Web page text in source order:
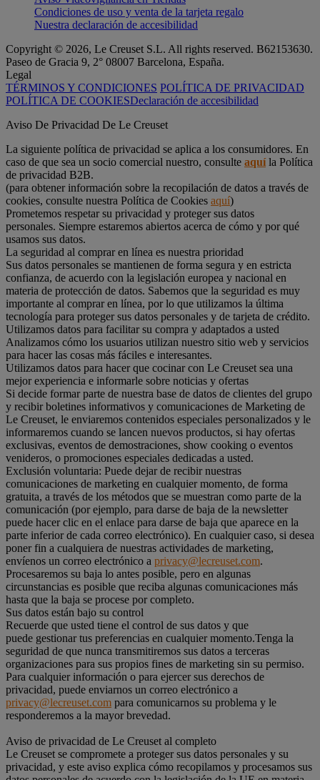
Condiciones de uso y venta de la tarjeta regalo
Nuestra declaración de accesibilidad
Copyright © 2026, Le Creuset S.L. All rights reserved. B62153630.
Paseo de Gracia 9, 2° 08007 Barcelona, España.
Legal
TÉRMINOS Y CONDICIONES POLÍTICA DE PRIVACIDAD
POLÍTICA DE COOKIESDeclaración de accesibilidad
Aviso De Privacidad De Le Creuset
La siguiente política de privacidad se aplica a los consumidores. En
caso de que sea un socio comercial nuestro, consulte aquíla Política
de privacidad B2B.
(para obtener información sobre la recopilación de datos a través de
cookies, consulte nuestra Política de Cookies aquí)
Prometemos respetar su privacidad y proteger sus datos
personales. Siempre estaremos abiertos acerca de cómo y por qué
usamos sus datos.
La seguridad al comprar en línea es nuestra prioridad
Sus datos personales se mantienen de forma segura y en estricta
confianza, de acuerdo con la legislación europea y nacional en
materia de protección de datos. Sabemos que la seguridad es muy
importante al comprar en línea, por lo que utilizamos la última
tecnología para proteger sus datos personales y de tarjeta de crédito.
Utilizamos datos para facilitar su compra y adaptados a usted
Analizamos cómo los usuarios utilizan nuestro sitio web y servicios
para hacer las cosas más fáciles e interesantes.
Utilizamos datos para hacer que cocinar con Le Creuset sea una
mejor experiencia e informarle sobre noticias y ofertas
Si decide formar parte de nuestra base de datos de clientes del grupo
y recibir boletines informativos y comunicaciones de Marketing de
Le Creuset, le enviaremos contenidos especiales personalizados y le
informaremos cuando se lancen nuevos productos, si hay ofertas
exclusivas, eventos de demostraciones, show cooking o eventos
venideros, o promociones especiales dedicadas a usted.
Exclusión voluntaria: Puede dejar de recibir nuestras
comunicaciones de marketing en cualquier momento, de forma
gratuita, a través de los métodos que se muestran como parte de la
comunicación (por ejemplo, para darse de baja de la newsletter
puede hacer clic en el enlace para darse de baja que aparece en la
parte inferior de cada correo electrónico). En cualquier caso, si desea
poner fin a cualquiera de nuestras actividades de marketing,
envíenos un correo electrónico a privacy@lecreuset.com.
Procesaremos su baja lo antes posible, pero en algunas
circunstancias es posible que reciba algunas comunicaciones más
hasta que la baja se procese por completo.
Sus datos están bajo su control
Recuerde que usted tiene el control de sus datos y que
puede gestionar tus preferencias en cualquier momento.Tenga la
seguridad de que nunca transmitiremos sus datos a terceras
organizaciones para sus propios fines de marketing sin su permiso.
Para cualquier información o para ejercer sus derechos de
privacidad, puede enviarnos un correo electrónico a
privacy@lecreuset.com para comunicarnos su problema y le
responderemos a la mayor brevedad.
Aviso de privacidad de Le Creuset al completo
Le Creuset se compromete a proteger sus datos personales y su
privacidad, y este aviso explica cómo recopilamos y procesamos sus